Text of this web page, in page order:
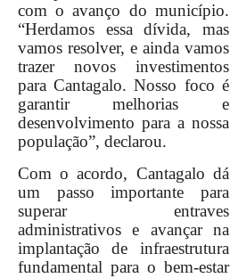
com o avanço do município.
“Herdamos essa dívida, mas
vamos resolver, e ainda vamos
trazer novos investimentos
para Cantagalo. Nosso foco é
garantir melhorias e
desenvolvimento para a nossa
população”, declarou.
Com o acordo, Cantagalo dá
um passo importante para
superar entraves
administrativos e avançar na
implantação de infraestrutura
fundamental para o bem-estar